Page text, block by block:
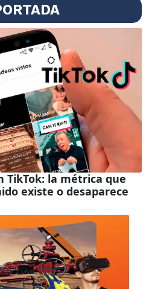
TikTok: la métrica que
existe o desaparece